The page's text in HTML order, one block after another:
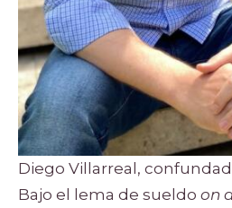
Diego Villarreal,
Bajo el lema de sueldo on